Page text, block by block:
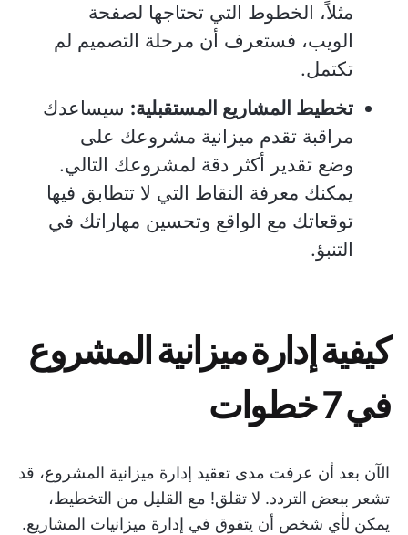
مثلاً، الخطوط التي تحتاجها لصفحة
الويب، فستعرف أن مرحلة التصميم لم
تكتمل.
تخطيط المشاريع المستقبلية: سيساعدك
مراقبة تقدم ميزانية مشروعك على
وضع تقدير أكثر دقة لمشروعك التالي.
يمكنك معرفة النقاط التي لا تتطابق فيها
توقعاتك مع الواقع وتحسين مهاراتك في
التنبؤ.
كيفية إدارة ميزانية المشروع
في 7 خطوات
الآن بعد أن عرفت مدى تعقيد إدارة ميزانية المشروع، قد
تشعر ببعض التردد. لا تقلق! مع القليل من التخطيط،
يمكن لأي شخص أن يتفوق في إدارة ميزانيات المشاريع.